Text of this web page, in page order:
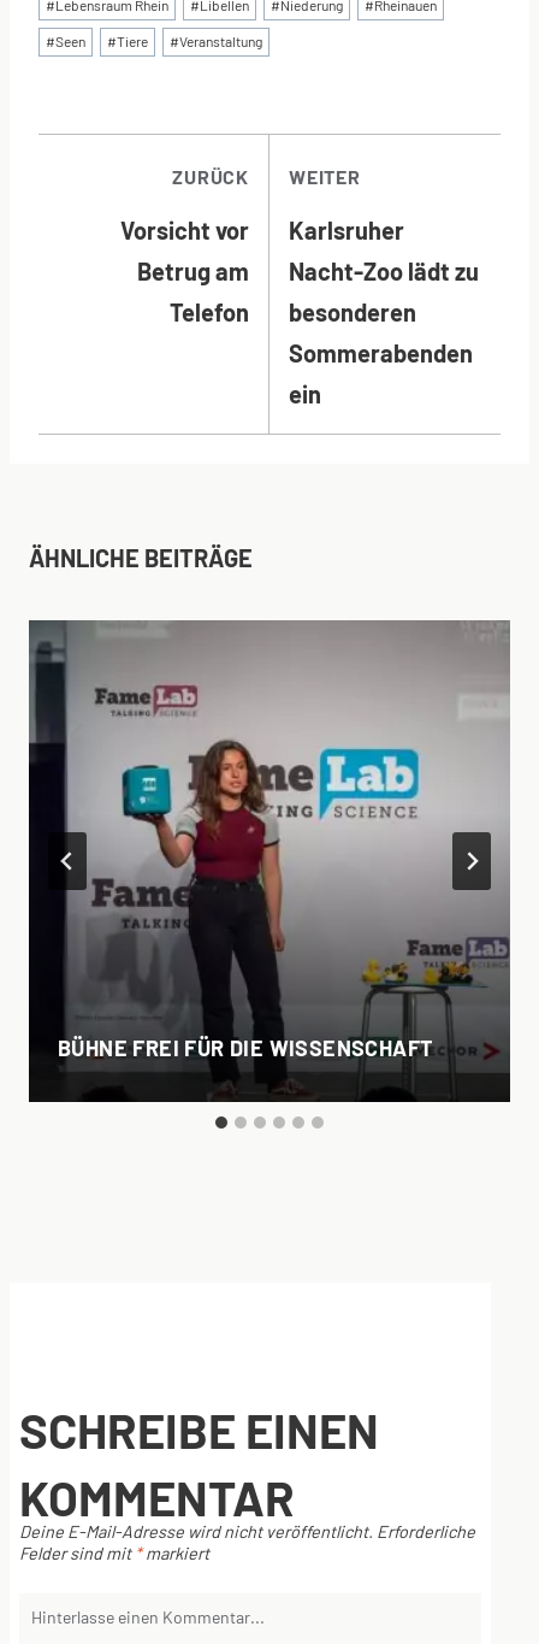
#Lebensraum Rhein #Libellen #Niederung #Rheinauen
#Seen #Tiere #Veranstaltung
ZURÜCK
Vorsicht vor
Betrug am
Telefon
WEITER
Karlsruher
Nacht-Zoo lädt zu
besonderen
Sommerabenden
ein
ÄHNLICHE BEITRÄGE
BÜHNE FREI FÜR DIE WISSENSCHAFT
SCHREIBE EINEN
KOMMENTAR
Deine E-Mail-Adresse wird nicht veröffentlicht. Erforderliche
Felder sind mit *markiert